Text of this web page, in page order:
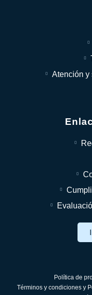
Atención y
Política de
Términos y condiciones y